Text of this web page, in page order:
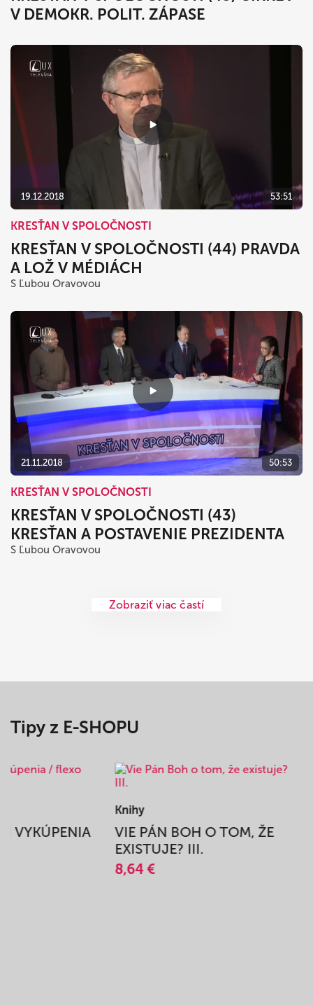
V DEMOKR. POLIT. ZÁPASE
19.12.2018 53:51
KRESŤAN V SPOLOČNOSTI
KRESŤAN V SPOLOČNOSTI (44) PRAVDA
A LOŽ V MÉDIÁCH
S Ľubou Oravovou
21.11.2018 50:53
KRESŤAN V SPOLOČNOSTI
KRESŤAN V SPOLOČNOSTI (43)
KRESŤAN A POSTAVENIE PREZIDENTA
S Ľubou Oravovou
Zobraziť viac častí
Tipy z E-SHOPU
VYKÚPENIA
Knihy
VIE PÁN BOH O TOM, ŽE
EXISTUJE? III.
8,64 €